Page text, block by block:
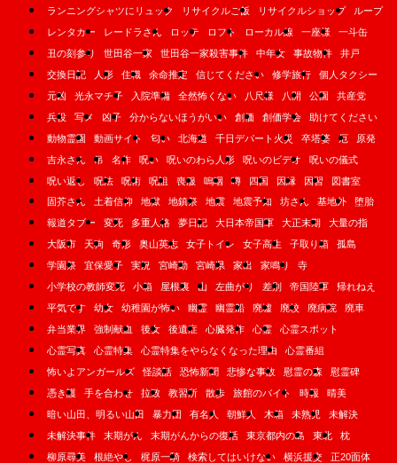
ランニングシャツにリュック
リサイクルご飯 リサイクルショップ
ループ
レンタカー
レードラさん ロッテ ロフト ローカル線 一座様
一斗缶
丑の刻参り
世田谷一家 世田谷一家殺害事件 中年女 事故物件
井戸
交換日記
人形 住職 余命推定 信じてください 修学旅行
個人タクシー
元凶
光永マチ子 入院準備 全然怖くない 八尺様 八開 公園
共産党
兵役
写メ 凶子 分からないほうがいい 創価 創価学会
助けてください
動物霊園
動画サイト 匂い 北海道 千日デパート火災 卒塔婆 厄
原発
吉永さん
吊 名作 呪い 呪いのわら人形 呪いのビデオ
呪いの儀式
呪い返し
呪法 呪術 呪詛 喪服 嗚咽 噂 四国 因縁 因習
図書室
固芥さん
土着信仰 地獄 地鎮祭 地震 地震予知 坊さん 基地外
堕胎
報道タブー
変死 多重人格 夢日記 大日本帝国軍 大正末期
大量の指
大阪市
天狗 奇形 奥山英志 女子トイレ 女子高生 子取り箱
孤島
学園祭
宜保愛子 実況 宮崎勤 宮崎県 家出 家鳴り
寺
小学校の教師変死
小箱 屋根裏 山 左曲がり 差別 帝国陸軍
帰れねえ
平気です
幼女 幼稚園が怖い 幽霊 幽霊船 廃墟 廃校 廃病院
廃車
弁当業界
強制献血 後女 後遺症 心臓発作 心霊
心霊スポット
心霊写真
心霊特集 心霊特集をやらなくなった理由
心霊番組
怖いよアンガールズ
怪談話 恐怖新聞 悲惨な事故 慰霊の森
慰霊碑
憑き護
手を合わせ 拉致 教習所 散歩 旅館のバイト 時報
晴美
暗い山田、明るい山田
暴力団 有名人 朝鮮人 木箱 未熟児
未解決
未解決事件
末期がん 末期がんからの復活 東京都内の島 東北
枕
柳原尋美
根絶やし 梶原一騎 検索してはいけない 横浜援交
正20面体